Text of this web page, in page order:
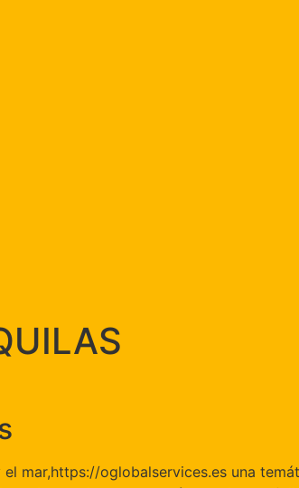
mar,https://oglobalservices.es una